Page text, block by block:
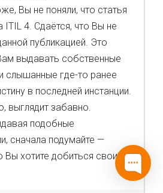
Вы не поняли, что статья
ITIL 4. Сдаётся, что Вы не
публикацией. Это
выдавать собственные
слышанные где-то ранее
в последней инстанции.
выглядит забавно.
подобные
сначала подумайте —
Вы хотите добиться своим